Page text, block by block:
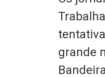
grande